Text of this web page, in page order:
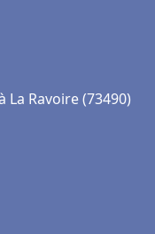
Ravoire (73490)